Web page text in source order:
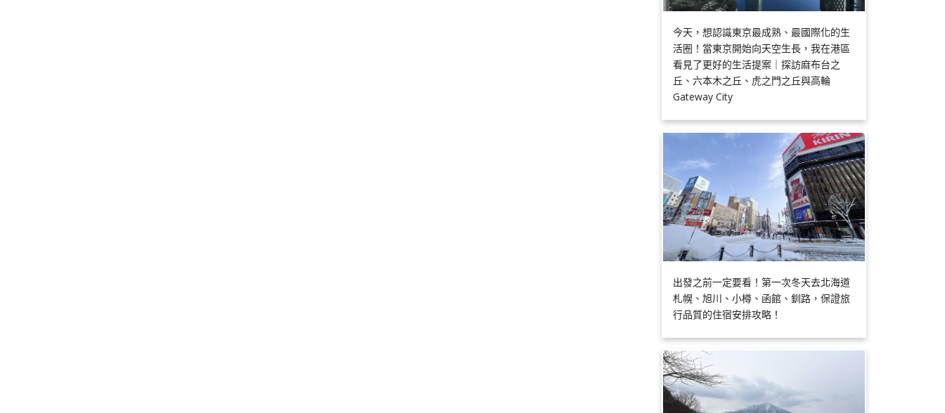
今天，想認識東京最成熟、最國際化的生
活圈！當東京開始向天空生長，我在港區
看見了更好的生活提案｜探訪麻布台之
丘、六本木之丘、虎之門之丘與高輪
Gateway City
出發之前一定要看！第一次冬天去北海道
札幌、旭川、小樽、函館、釧路，保證旅
行品質的住宿安排攻略！